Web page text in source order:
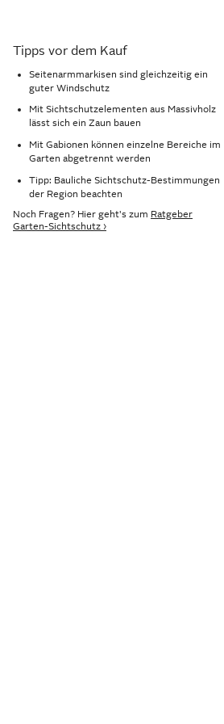
Tipps vor dem Kauf
Seitenarmmarkisen sind gleichzeitig ein
guter Windschutz
Mit Sichtschutzelementen aus Massivholz
lässt sich ein Zaun bauen
Mit Gabionen können einzelne Bereiche im
Garten abgetrennt werden
Tipp: Bauliche Sichtschutz-Bestimmungen
der Region beachten
Noch Fragen? Hier geht's zum Ratgeber
Garten-Sichtschutz ›